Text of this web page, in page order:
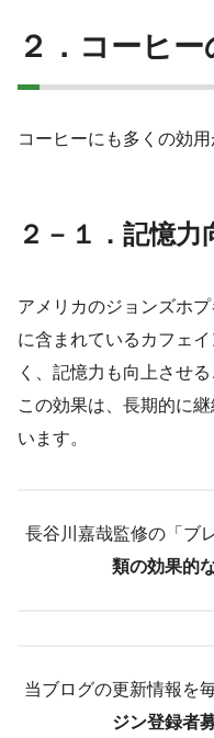
２．コーヒ
コーヒーにも多くの効用
２－１．記憶力
アメリカのジョンズホ
に含まれているカフェ
く、記憶力も向上させ
この効果は、長期的に
います。
長谷川嘉哉監修の「ブ
類の効果的
当ブログの更新情報を
ジン登録者